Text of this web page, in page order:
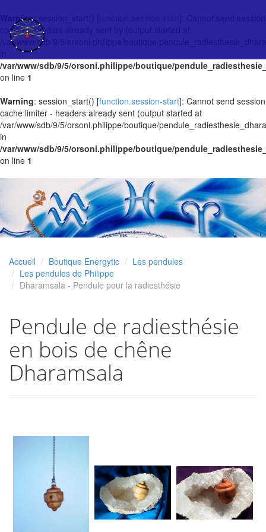
Warning: session_start() [
cookie - headers already sent by (output started at
/var/www/sdb/9/5/orsoni.philippe/boutique/
/var/www/sdb/9/5/orsoni.philippe/boutique/
on line 1
Warning: session_start() [function.session-start]: Cannot send session
cache limiter - headers already sent (output started at
/var/www/sdb/9/5/orsoni.philippe/boutique/
in
/var/www/sdb/9/5/orsoni.philippe/boutique/
on line 1
Accueil Boutique Energytic
Les pendules
Les pendules de Philippe
Dharamsala - Pendule pour la radiesthésie
Pendule de radiesthésie
en bois de chêne
Dharamsala